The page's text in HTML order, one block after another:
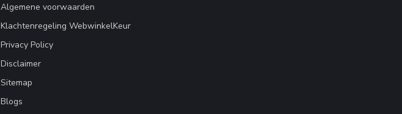
Algemene voorwaarden
Klachtenregeling WebwinkelKeur
Privacy Policy
Disclaimer
Sitemap
Blogs